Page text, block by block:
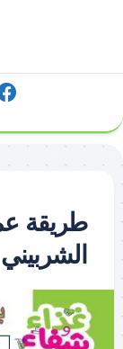
طريقة
الشربيني